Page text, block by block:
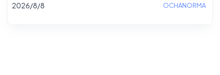
2026/8/8 OCHANORMA